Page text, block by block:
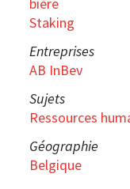
Staking
Entreprises
AB InBev
Sujets
Ressources
Géographie
Belgique